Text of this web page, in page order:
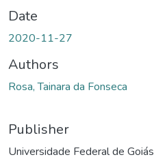
Date
2020-11-27
Authors
Rosa, Tainara da Fonseca
Publisher
Universidade Federal de Goiás